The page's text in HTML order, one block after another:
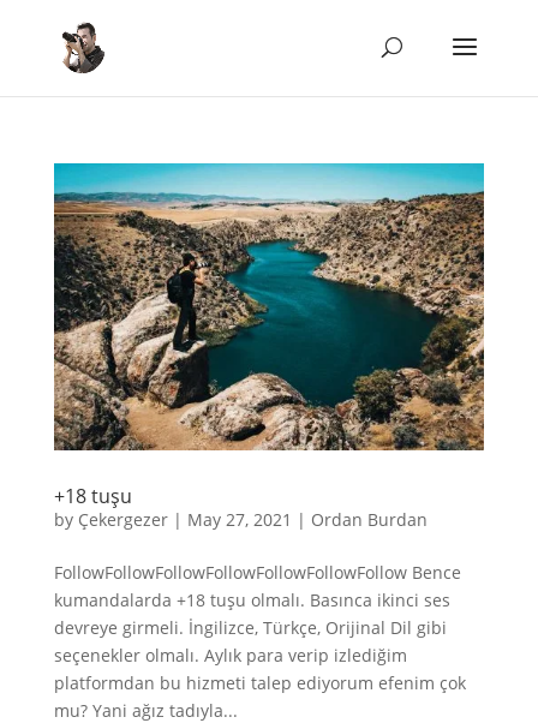
+18 tuşu
by Çekergezer| May 27, 2021 | Ordan Burdan
FollowFollowFollowFollowFollowFollowFollow Bence
kumandalarda +18 tuşu olmalı. Basınca ikinci ses
devreye girmeli. İngilizce, Türkçe, Orijinal Dil gibi
seçenekler olmalı. Aylık para verip izlediğim
platformdan bu hizmeti talep ediyorum efenim çok
mu? Yani ağız tadıyla...